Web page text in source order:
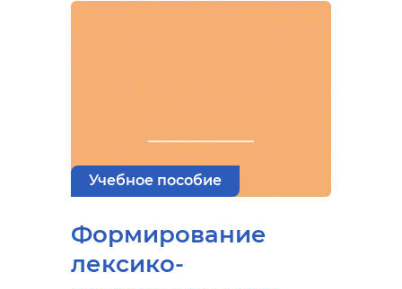
Учебное пособие
Формирование
лексико-